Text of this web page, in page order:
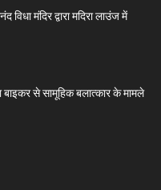
विधा मंदिर द्वारा मदिरा लाउंज में
से सामूहिक बलात्कार के मामले